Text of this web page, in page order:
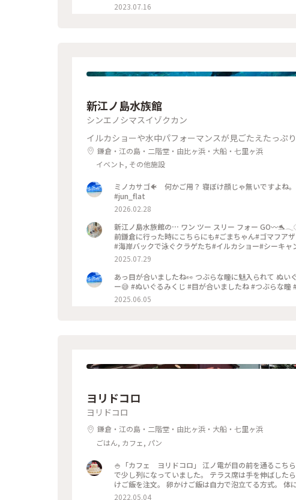
2023.07.16
新江ノ島水族館
シンエノシマスイゾクカン
イルカショーや水中パフォーマンスが見ごたえたっぷり
鎌倉・江の島・二階堂・由比ヶ浜・大船・七里ヶ浜
イベント, その他施設
ミノカサゴ🐠 何かご用？ 寝ぼけ顔じゃ無いですよね
#jun_flat
2026.02.28
新江ノ島水族館の⋯ ワン ツー スリー フォー GO〰️🐬𓂃◌𓈒𓐍 #ゆるり夏時間 #神奈川#江ノ島#新江ノ島水族館#この
前鎌倉に行った時にこちらにも#ごまちゃん#ゴマフア
#海岸バックで泳ぐクラゲたち#イルカショー#シーキャ
2025.07.29
あっ目が合いましたね👀 つぶらな瞳に魅入られて ぬ
ー😅 #ぬいぐるみくじ #目が合いましたね #つぶらな
2025.06.05
ヨリドコロ
ヨリドコロ
鎌倉・江の島・二階堂・由比ヶ浜・大船・七里ヶ浜
ごはん, カフェ, パン
🍚「カフェ ヨリドコロ」 江ノ電が目の前を通るこち
で少し列になっていました。 テラス席は手を伸ばした
けご飯を注文。 卵かけご飯は自力で泡立てる方式。
が通過するのでずっと アトラクション気分で楽しめました♪ #春風さんぽ #ヒーリング
2022.05.04